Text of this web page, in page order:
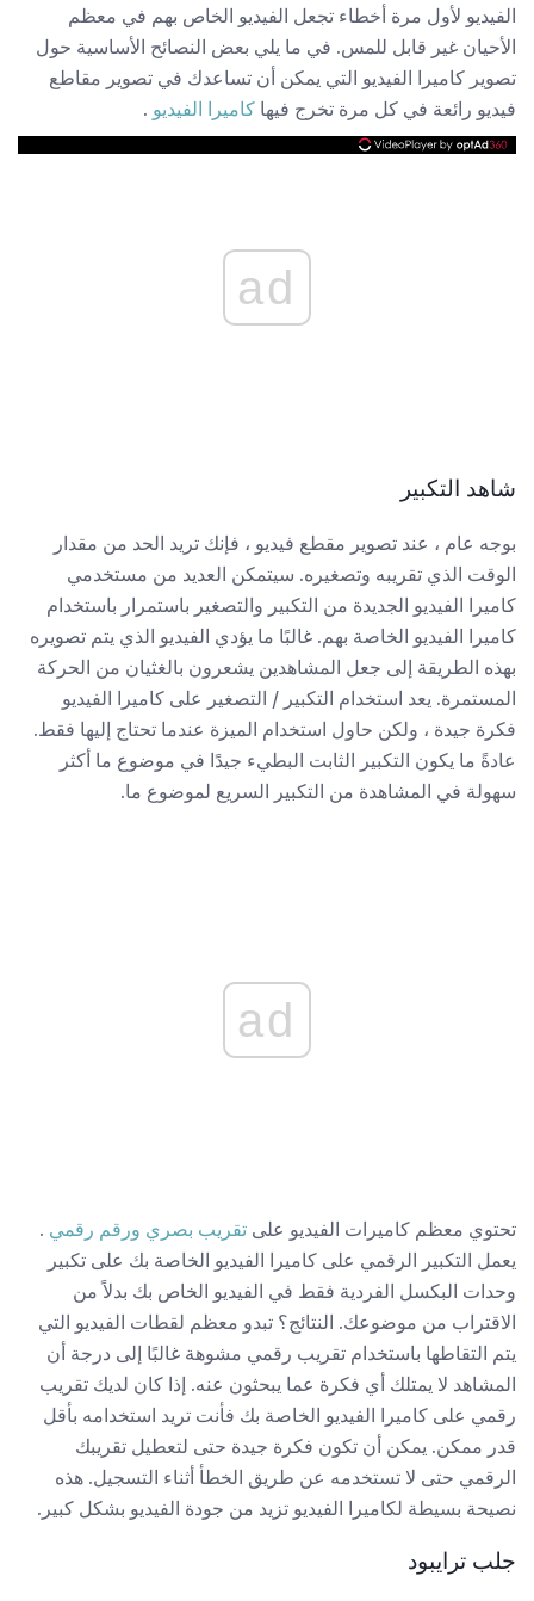
الفيديو لأول مرة أخطاء تجعل الفيديو الخاص بهم في معظم
الأحيان غير قابل للمس. في ما يلي بعض النصائح الأساسية حول
تصوير كاميرا الفيديو التي يمكن أن تساعدك في تصوير مقاطع
فيديو رائعة في كل مرة تخرج فيها كاميرا الفيديو .
ad
شاهد التكبير
بوجه عام ، عند تصوير مقطع فيديو ، فإنك تريد الحد من مقدار
الوقت الذي تقريبه وتصغيره. سيتمكن العديد من مستخدمي
كاميرا الفيديو الجديدة من التكبير والتصغير باستمرار باستخدام
كاميرا الفيديو الخاصة بهم. غالبًا ما يؤدي الفيديو الذي يتم تصويره
بهذه الطريقة إلى جعل المشاهدين يشعرون بالغثيان من الحركة
المستمرة. يعد استخدام التكبير / التصغير على كاميرا الفيديو
فكرة جيدة ، ولكن حاول استخدام الميزة عندما تحتاج إليها فقط.
عادةً ما يكون التكبير الثابت البطيء جيدًا في موضوع ما أكثر
سهولة في المشاهدة من التكبير السريع لموضوع ما.
ad
تحتوي معظم كاميرات الفيديو على تقريب بصري ورقم رقمي .
يعمل التكبير الرقمي على كاميرا الفيديو الخاصة بك على تكبير
وحدات البكسل الفردية فقط في الفيديو الخاص بك بدلاً من
الاقتراب من موضوعك. النتائج؟ تبدو معظم لقطات الفيديو التي
يتم التقاطها باستخدام تقريب رقمي مشوهة غالبًا إلى درجة أن
المشاهد لا يمتلك أي فكرة عما يبحثون عنه. إذا كان لديك تقريب
رقمي على كاميرا الفيديو الخاصة بك فأنت تريد استخدامه بأقل
قدر ممكن. يمكن أن تكون فكرة جيدة حتى لتعطيل تقريبك
الرقمي حتى لا تستخدمه عن طريق الخطأ أثناء التسجيل. هذه
نصيحة بسيطة لكاميرا الفيديو تزيد من جودة الفيديو بشكل كبير.
جلب ترايبود